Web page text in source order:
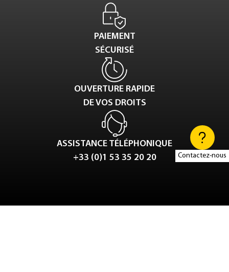
Contactez-nous
PAIEMENT
SÉCURISÉ
OUVERTURE RAPIDE
DE VOS DROITS
ASSISTANCE TÉLÉPHONIQUE
+33 (0)1 53 35 20 20